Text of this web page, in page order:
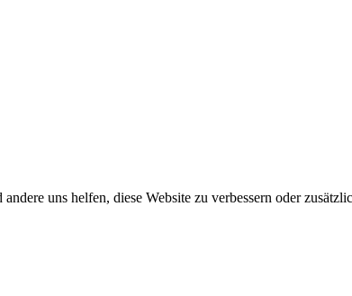
uns helfen, diese Website zu verbessern oder